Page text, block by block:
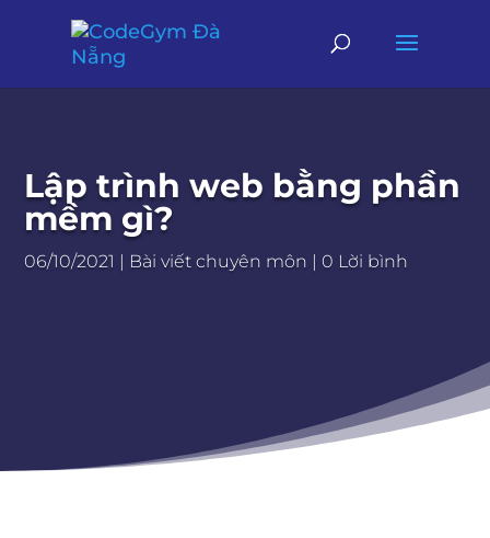
Lập trình web bằng phần
mềm gì?
06/10/2021 | Bài viết chuyên môn | 0 Lời bình